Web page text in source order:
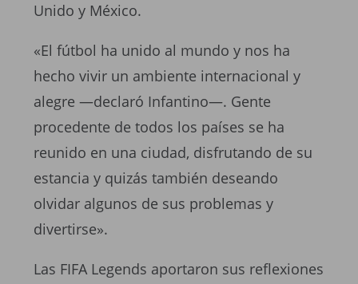
Unido y México.
«El fútbol ha unido al mundo y nos ha
hecho vivir un ambiente internacional y
alegre —declaró Infantino—. Gente
procedente de todos los países se ha
reunido en una ciudad, disfrutando de su
estancia y quizás también deseando
olvidar algunos de sus problemas y
divertirse».
Las FIFA Legends aportaron sus reflexiones